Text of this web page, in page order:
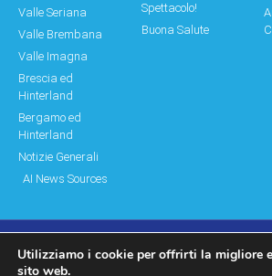
Valle Seriana
Valle Brembana
Valle Imagna
Brescia ed
Hinterland
Bergamo ed
Hinterland
Notizie Generali
AI News Sources
Spettacolo!
Buona Salute
© Copyright 2011 – 2026
Utilizziamo i cookie per offrirti la migliore
sito web.